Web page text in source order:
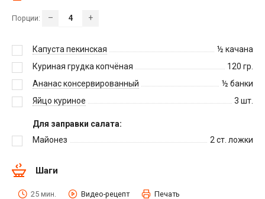
Порции: – +
Капуста пекинская ½ качана
Куриная грудка копчёная
120 гр.
Ананас консервированный
½ банки
Яйцо куриное
3 шт.
Для заправки салата:
Майонез
2 ст. ложки
Шаги
25 мин. Видео-рецепт Печать